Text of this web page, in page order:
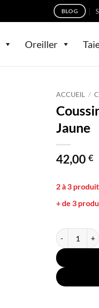
BLOG
Oreiller
ACCUEIL /
Jaune
42,00 €
2 à 3
+ de 3
quantité de